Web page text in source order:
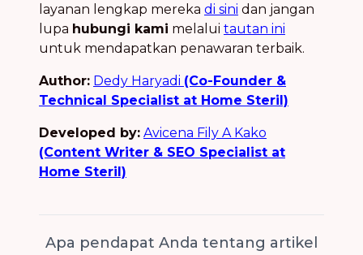
layanan lengkap mereka di sini dan jangan
lupa hubungi kami melalui tautan ini
untuk mendapatkan penawaran terbaik.
Author: Dedy Haryadi (Co-Founder &
Technical Specialist at Home Steril)
Developed by: Avicena Fily A Kako
(Content Writer & SEO Specialist at
Home Steril)
Apa pendapat Anda tentang artikel